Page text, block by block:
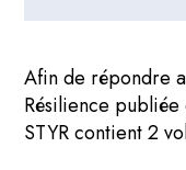
Afin de répondre
Résilience
STYR contient 2